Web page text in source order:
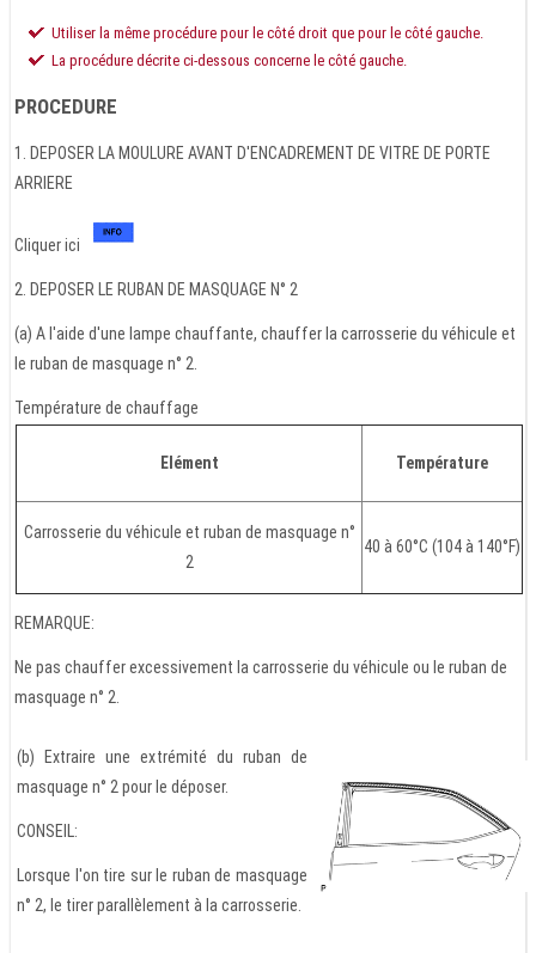
Utiliser la même procédure pour le côté droit que pour le côté gauche.
La procédure décrite ci-dessous concerne le côté gauche.
PROCEDURE
1. DEPOSER LA MOULURE AVANT D'ENCADREMENT DE VITRE DE PORTE
ARRIERE
Cliquer ici
2. DEPOSER LE RUBAN DE MASQUAGE N° 2
(a) A l'aide d'une lampe chauffante, chauffer la carrosserie du véhicule et
le ruban de masquage n° 2.
Température de chauffage
Elément Température
Carrosserie du véhicule et ruban de masquage n°
2
40 à 60°C (104 à 140°F)
REMARQUE:
Ne pas chauffer excessivement la carrosserie du véhicule ou le ruban de
masquage n° 2.
(b) Extraire une extrémité du ruban de
masquage n° 2 pour le déposer.
CONSEIL:
Lorsque l'on tire sur le ruban de masquage
n° 2, le tirer parallèlement à la carrosserie.